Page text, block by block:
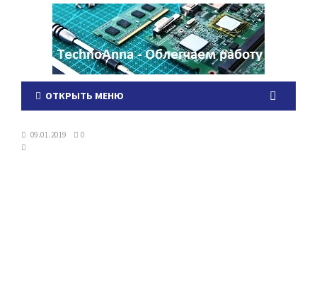
ОТКРЫТЬ МЕНЮ
09.01.2019 0